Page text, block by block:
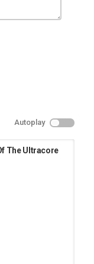
Autoplay
The Ultracore